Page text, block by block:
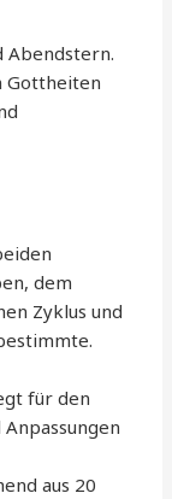
Abendstern.
Gottheiten
dem
Zyklus und
für den
aus 20